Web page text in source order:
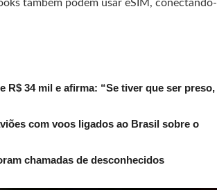
também podem usar eSIM, conectando-
R$ 34 mil e afirma: “Se tiver que ser preso,
com voos ligados ao Brasil sobre o
chamadas de desconhecidos